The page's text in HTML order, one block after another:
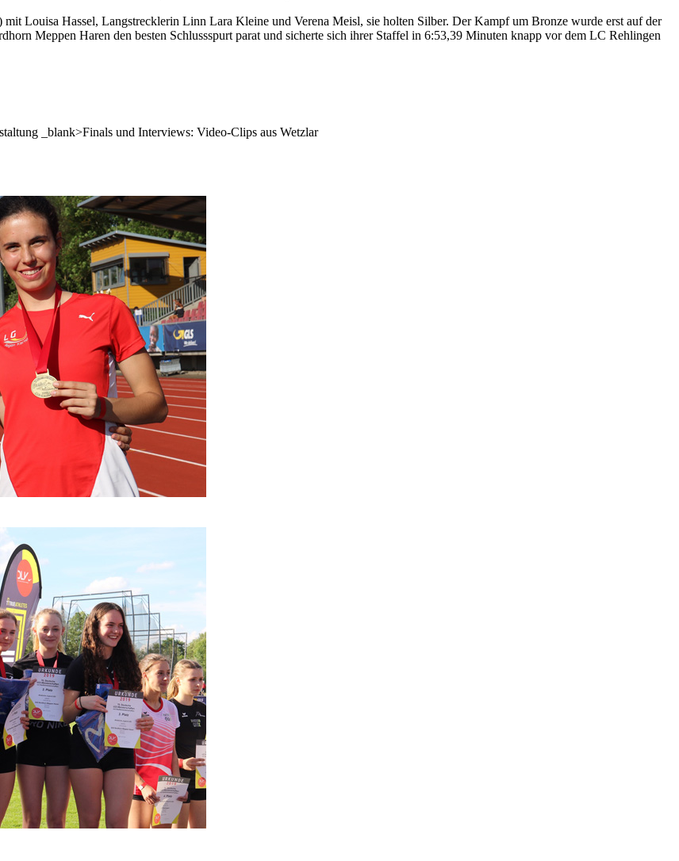
Louisa Hassel, Langstrecklerin Linn Lara Kleine und Verena Meisl, sie holten Silber. Der Kampf um Bronze wurde erst auf der
Meppen Haren den besten Schlussspurt parat und sicherte sich ihrer Staffel in 6:53,39 Minuten knapp vor dem LC Rehlingen
_blank>Finals und Interviews: Video-Clips aus Wetzlar